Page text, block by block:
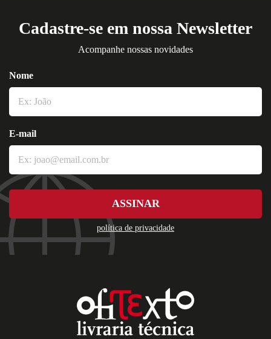
Cadastre-se em nossa Newsletter
Acompanhe nossas novidades
política de privacidade
Nome
E-mail
ASSINAR